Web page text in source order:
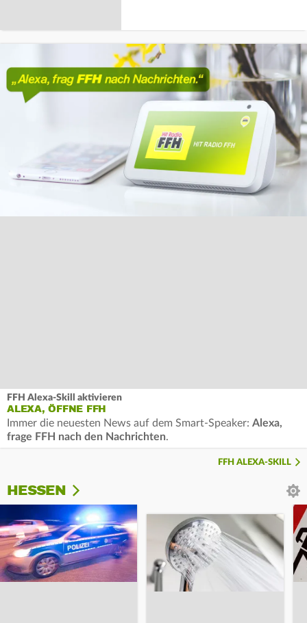
FFH Alexa-Skill aktivieren
ALEXA, ÖFFNE FFH
Immer die neuesten News auf dem Smart-Speaker: Alexa,
frage FFH nach den Nachrichten.
FFH ALEXA-SKILL
HESSEN